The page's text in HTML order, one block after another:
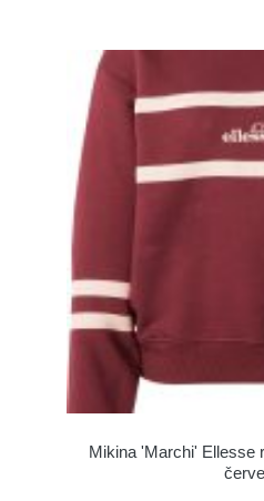
Mikina 'Marchi' Ellesse